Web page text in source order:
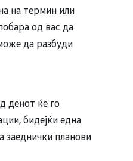
на термин или
од вас да
да разбуди
денот ќе го
бидејќи една
заеднички планови